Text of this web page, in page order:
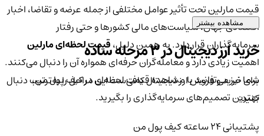
قیمت مارلین تحت تأثیر عوامل مختلفی از جمله عرضه و تقاضا، اخبار
اقتصادی جهان، سیاست‌های مالی کشورها و حتی رفتار
سرمایه‌گذاران قرار دارد. به همین دلیل،قیمت لحظه‌ای مارلین
اهمیت زیادی دارد و معامله‌گران حرفه‌ای همواره آن را دنبال می‌کنند.
شما نیز می‌توانید با مشاهده قیمت لحظه‌ای در کیف پول من،
بهترین تصمیم‌های سرمایه‌گذاری را بگیرید.
پشتیبانی ۲۴ ساعته کیف پول من
مشاهده بیشتر
خرید ارز دیجیتال در 3 مرحله ساده
برای خرید و فروش ارز دیجیتال کافی‌ست این مراحل را به‌ترتیب دنبال
کنید: